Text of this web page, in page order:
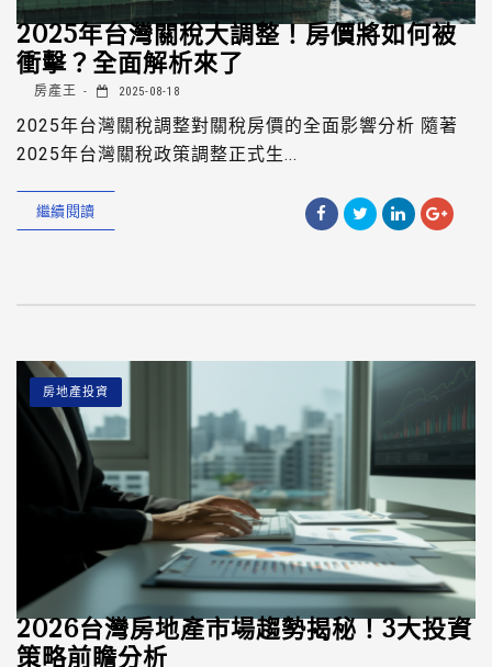
2025年台灣關稅大調整！房價將如何被
衝擊？全面解析來了
房產王 2025-08-18
2025年台灣關稅調整對關稅房價的全面影響分析 隨著
2025年台灣關稅政策調整正式生...
繼續閱讀
房地產投資
2026台灣房地產市場趨勢揭秘！3大投資
策略前瞻分析